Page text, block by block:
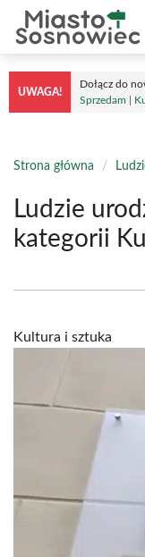
Przejdź
treści
UWAGA!
Dołącz do
Sprzedam |
Strona główna /
Ludzie
kategorii
Kultura i sztuka